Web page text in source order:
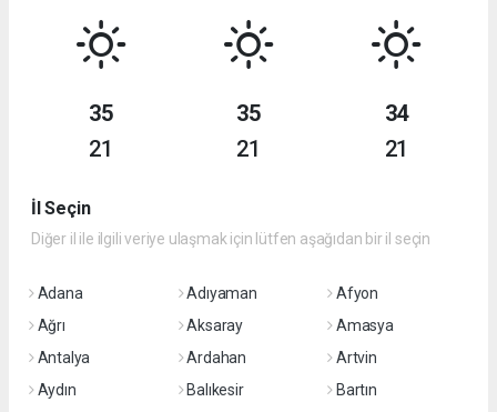
35
21
35
21
34
21
İl Seçin
Diğer il ile ilgili veriye ulaşmak için lütfen aşağıdan bir il seçin
Adana Adıyaman
Afyon
Ağrı
Aksaray
Amasya
Antalya
Ardahan
Artvin
Aydın
Balıkesir
Bartın